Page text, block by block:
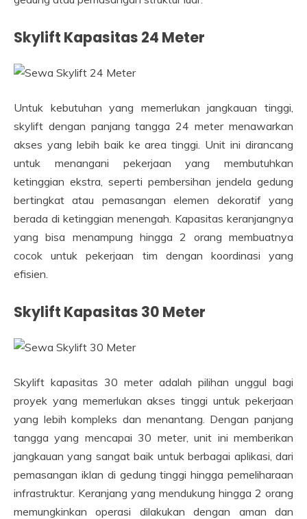
Skylift Kapasitas 24 Meter
Untuk kebutuhan yang memerlukan jangkauan tinggi,
skylift dengan panjang tangga 24 meter menawarkan
akses yang lebih baik ke area tinggi. Unit ini dirancang
untuk menangani pekerjaan yang membutuhkan
ketinggian ekstra, seperti pembersihan jendela gedung
bertingkat atau pemasangan elemen dekoratif yang
berada di ketinggian menengah. Kapasitas keranjangnya
yang bisa menampung hingga 2 orang membuatnya
cocok untuk pekerjaan tim dengan koordinasi yang
efisien.
Skylift Kapasitas 30 Meter
Skylift kapasitas 30 meter adalah pilihan unggul bagi
proyek yang memerlukan akses tinggi untuk pekerjaan
yang lebih kompleks dan menantang. Dengan panjang
tangga yang mencapai 30 meter, unit ini memberikan
jangkauan yang sangat baik untuk berbagai aplikasi, dari
pemasangan iklan di gedung tinggi hingga pemeliharaan
infrastruktur. Keranjang yang mendukung hingga 2 orang
memungkinkan operasi dilakukan dengan aman dan